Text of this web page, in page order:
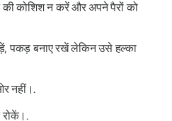
की कोशिश न करें और अपने पैरों को
पकड़ बनाए रखें लेकिन उसे हल्का
नहीं।.
रोकें।.